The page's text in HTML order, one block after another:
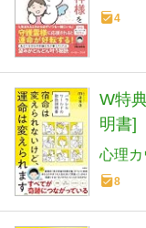
4
W特
明書]
は変
心理
8